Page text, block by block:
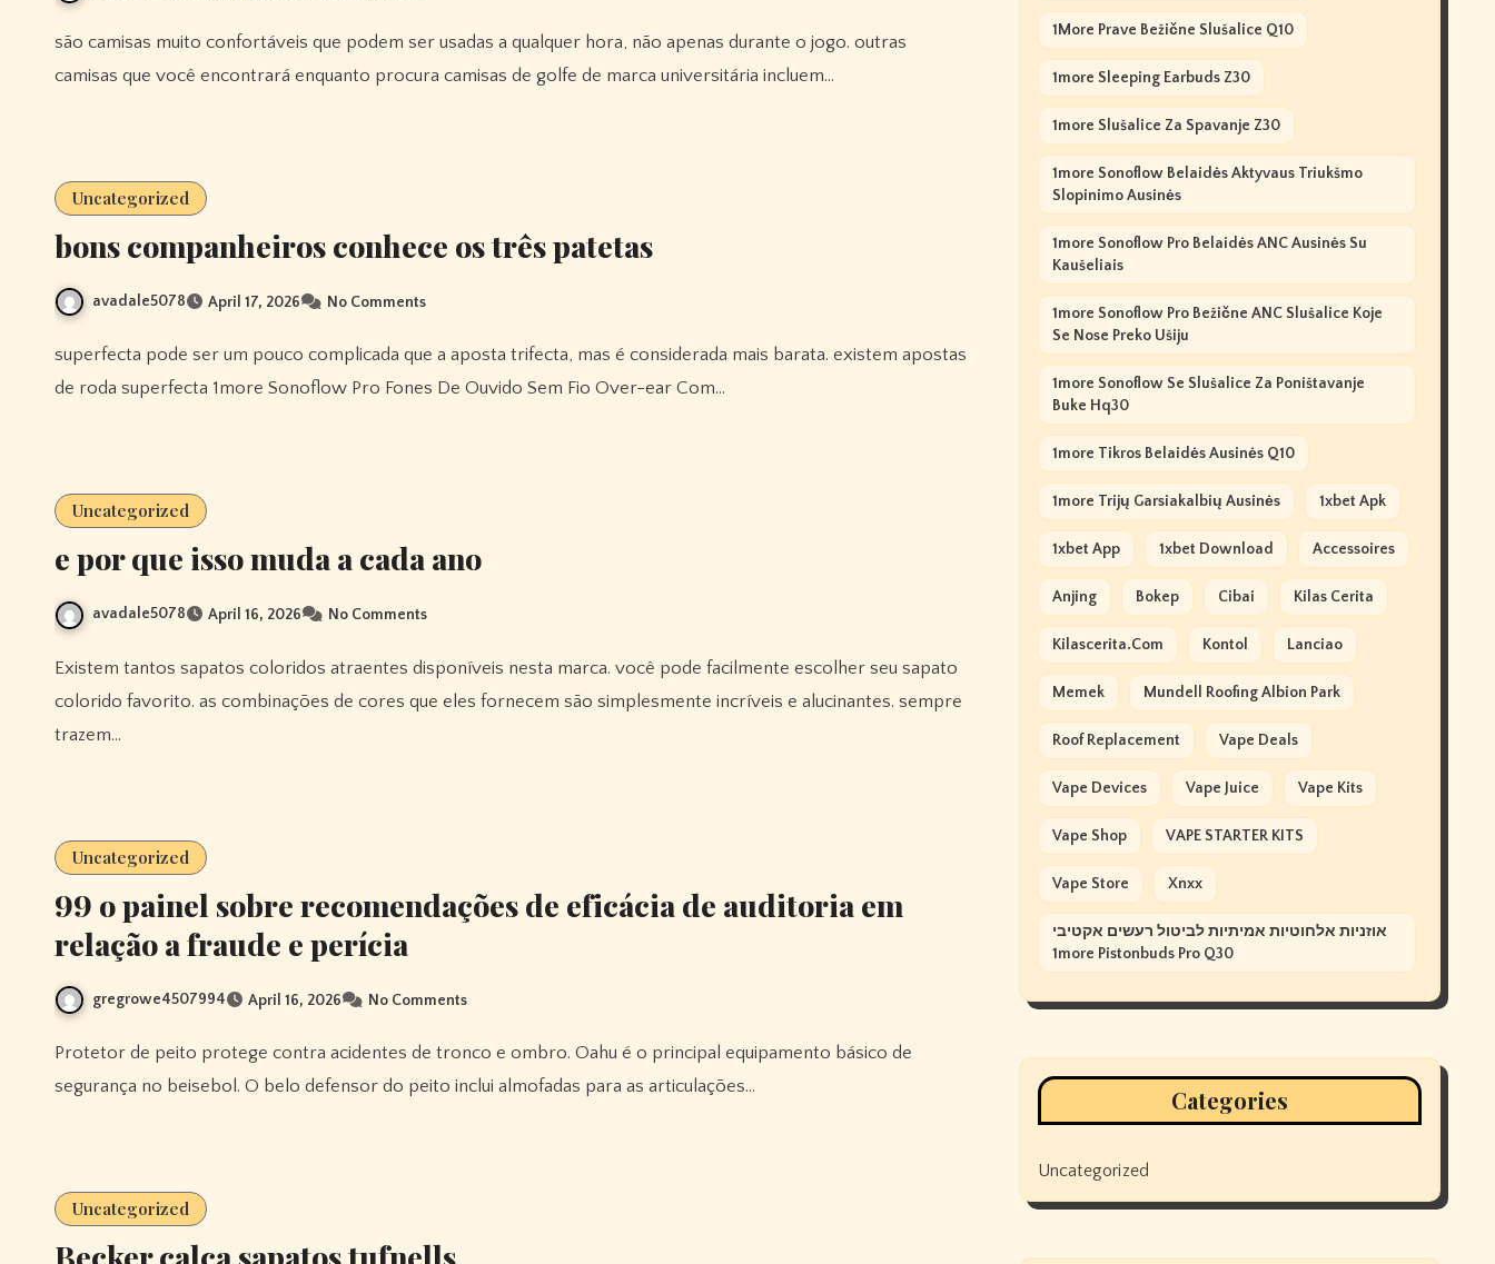
são camisas muito confortáveis ​​que podem ser usadas a qualquer hora, não apenas durante o jogo. outras
camisas que você encontrará enquanto procura camisas de golfe de marca universitária incluem…
Uncategorized
bons companheiros conhece os três patetas
avadale5078 April 17, 2026 No Comments
superfecta pode ser um pouco complicada que a aposta trifecta, mas é considerada mais barata. existem apostas
de roda superfecta 1more Sonoflow Pro Fones De Ouvido Sem Fio Over-ear Com…
Uncategorized
e por que isso muda a cada ano
avadale5078 April 16, 2026 No Comments
Existem tantos sapatos coloridos atraentes disponíveis nesta marca. você pode facilmente escolher seu sapato
colorido favorito. as combinações de cores que eles fornecem são simplesmente incríveis e alucinantes. sempre
trazem…
Uncategorized
99 o painel sobre recomendações de eficácia de auditoria em
relação a fraude e perícia
gregrowe4507994 April 16, 2026 No Comments
Protetor de peito protege contra acidentes de tronco e ombro. Oahu é o principal equipamento básico de
segurança no beisebol. O belo defensor do peito inclui almofadas para as articulações…
Uncategorized
1More Prave Bežične Slušalice Q10
1more Sleeping Earbuds Z30
1more Slušalice Za Spavanje Z30
1more Sonoflow Belaidės Aktyvaus Triukšmo
Slopinimo Ausinės
1more Sonoflow Pro Belaidės ANC Ausinės Su
Kaušeliais
1more Sonoflow Pro Bežične ANC Slušalice Koje
Se Nose Preko Ušiju
1more Sonoflow Se Slušalice Za Poništavanje
Buke Hq30
1more Tikros Belaidės Ausinės Q10
1more Trijų Garsiakalbių Ausinės 1xbet Apk
1xbet App 1xbet Download Accessoires
Anjing Bokep Cibai Kilas Cerita
Kilascerita.com Kontol Lanciao
Memek Mundell Roofing Albion Park
Roof Replacement Vape Deals
Vape Devices Vape Juice Vape Kits
Vape Shop VAPE STARTER KITS
Vape Store Xnxx
אוזניות אלחוטיות אמיתיות לביטול רעשים אקטיבי
1more Pistonbuds Pro Q30
Categories
Uncategorized